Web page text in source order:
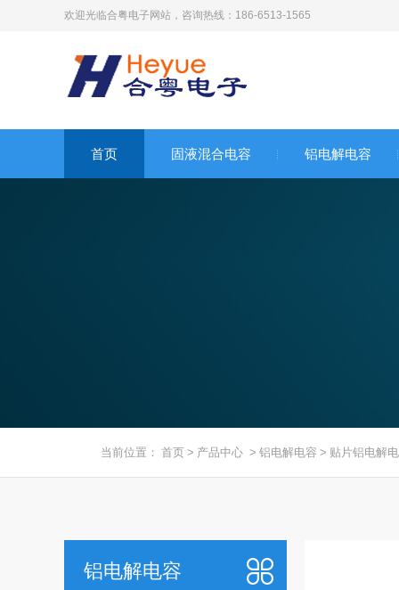
欢迎光临合粤电子网站，咨询热线：186-6513-1565
首页 固液混合电容 铝电解电容
当前位置： 首页 > 产品中心 > 铝电解电容 > 贴片铝电解
铝电解电容